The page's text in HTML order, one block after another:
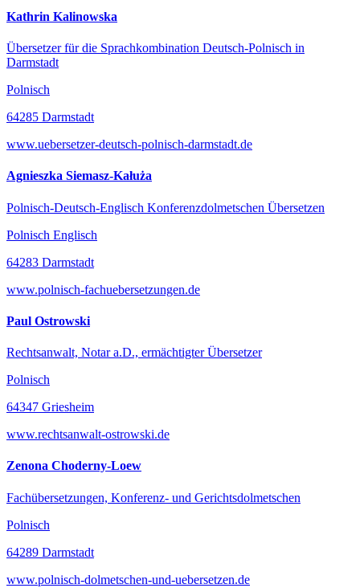
Kathrin Kalinowska
Übersetzer für die Sprachkombination Deutsch-Polnisch in
Darmstadt
Polnisch
64285 Darmstadt
www.uebersetzer-deutsch-polnisch-darmstadt.de
Agnieszka Siemasz-Kałuża
Polnisch-Deutsch-Englisch Konferenzdolmetschen Übersetzen
Polnisch Englisch
64283 Darmstadt
www.polnisch-fachuebersetzungen.de
Paul Ostrowski
Rechtsanwalt, Notar a.D., ermächtigter Übersetzer
Polnisch
64347 Griesheim
www.rechtsanwalt-ostrowski.de
Zenona Choderny-Loew
Fachübersetzungen, Konferenz- und Gerichtsdolmetschen
Polnisch
64289 Darmstadt
www.polnisch-dolmetschen-und-uebersetzen.de